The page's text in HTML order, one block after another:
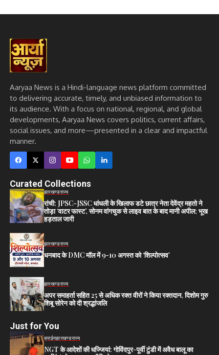
Aaryaa News is a Hindi-language news platform committed
to delivering accurate, timely, and unbiased information to
its audience. With a focus on national, regional, and global
developments, Aaryaa News covers politics, current affairs,
social issues, and more—presented in a clear and impactful
manner.
Curated Collections
झारखण्डराज्य
रांची: JPSC-JSSC धांधली के खिलाफ डटे छात्र नेता देवेंद्र महतो ने
तोड़ा ‘वाटर फास्ट’, सोनम वांगचुक से लाइव बात के बाद मानी अपील; भूख
हड़ताल जारी
झारखण्डराज्य
धनबाद के DMC मॉल में 9-10 अगस्त को ‘शिल्पोत्सव’
झारखण्डराज्य
अपर समाहर्ता सहित 25 से अधिक रक्त वीरों ने किया रक्तदान, दिशोम गुरु
शिबू सोरेन को दी श्रद्धांजलि
Just for You
क्राईमझारखण्डराज्य
NGT के आदेशों की धज्जियां: गोविंदपुर-पूर्वी टुंडी में अवैध बालू का